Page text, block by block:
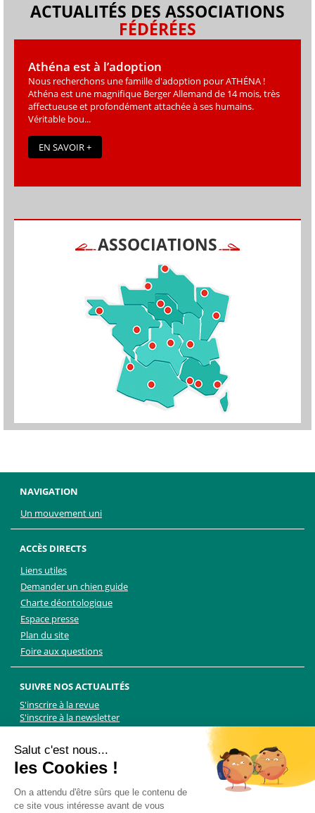
ACTUALITÉS DES ASSOCIATIONS
FÉDÉRÉES
Athéna est à l’adoption
Nous recherchons une famille d'adoption pour ATHÉNA !
Athéna est une magniﬁque Berger Allemand de 14 mois, très
affectueuse et profondément attachée à ses humains.
Véritable bou...
EN SAVOIR +
ASSOCIATIONS
NAVIGATION
Un mouvement uni
ACCÈS DIRECTS
Liens utiles
Demander un chien guide
Charte déontologique
Espace presse
Plan du site
Foire aux questions
SUIVRE NOS ACTUALITÉS
S'inscrire à la revue
S'inscrire à la newsletter
TikTok
NOUS CONTACTER
Les Chiens Guides d'aveugles - FFAC
Salut c'est nous...
les Cookies !
On a attendu d'être sûrs que le contenu de
ce site vous intéresse avant de vous